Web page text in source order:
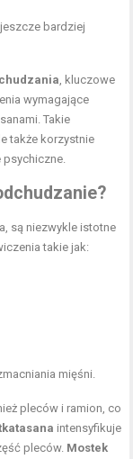
bardziej
, kluczowe
wymagające
Takie
także korzystnie
psychiczne.
są niezwykle istotne
takie jak:
mięśni.
pleców i ramion, co
intensyfikuje
pleców. Mostek